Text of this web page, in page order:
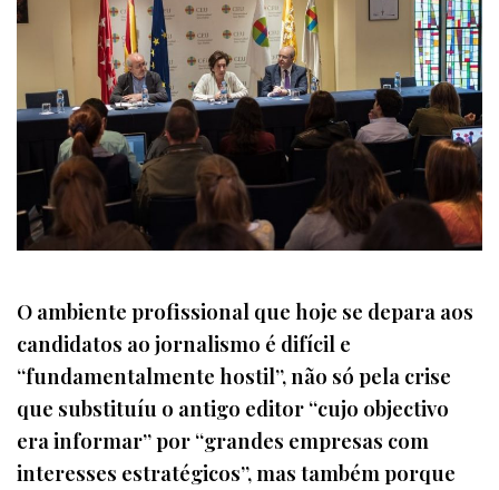
O ambiente profissional que hoje se depara aos
candidatos ao jornalismo é difícil e
“fundamentalmente hostil”, não só pela crise
que substituíu o antigo editor “cujo objectivo
era informar” por “grandes empresas com
interesses estratégicos”, mas também porque